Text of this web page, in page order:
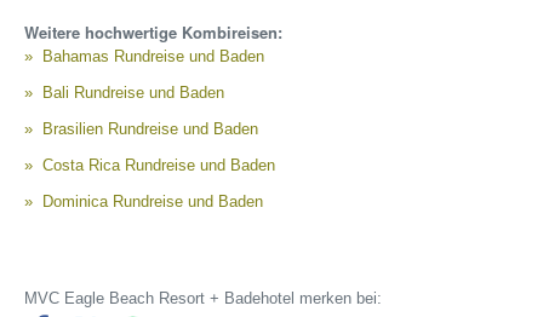
Weitere hochwertige Kombireisen:
Bahamas Rundreise und Baden
Bali Rundreise und Baden
Brasilien Rundreise und Baden
Costa Rica Rundreise und Baden
Dominica Rundreise und Baden
MVC Eagle Beach Resort + Badehotel merken bei: